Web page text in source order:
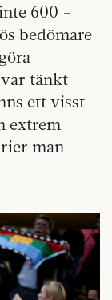
600 –
bedömare
tänkt
ett visst
extrem
man